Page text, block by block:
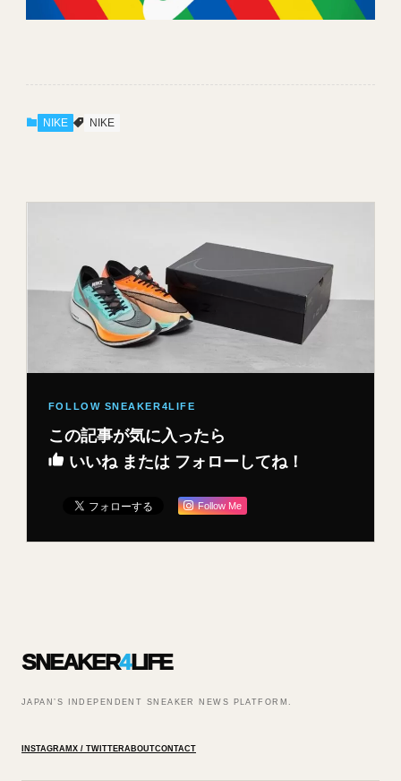
NIKE NIKE
この記事が気に入ったら
いいね または フォローしてね！
Follow Me
SNEAKER4LIFE
JAPAN’S INDEPENDENT SNEAKER NEWS PLATFORM.
INSTAGRAM X / TWITTERABOUTCONTACT